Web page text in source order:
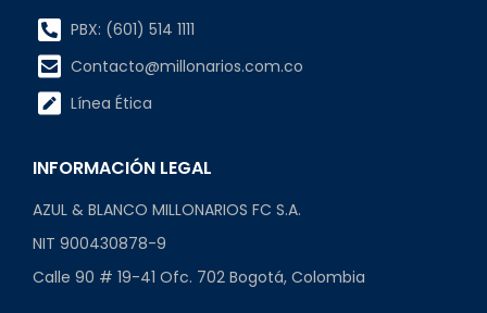
PBX: (601) 514 1111
Contacto@millonarios.com.co
Línea Ética
INFORMACIÓN LEGAL
AZUL & BLANCO MILLONARIOS FC S.A.
NIT 900430878-9
Calle 90 # 19-41 Ofc. 702 Bogotá, Colombia